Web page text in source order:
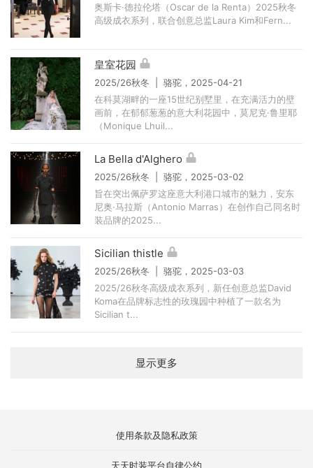
奥斯卡·德拉伦塔（Oscar de la Renta）2025秋冬
高级成衣系列，联合创意总监Laura Kim和Fern...
皇室花园
2025/26秋冬 | 骆驼，2025-04-21
在科莫湖畔的一座15世纪别墅里，在充满活力的壁
画前，在郁郁葱葱的意大利花园中，莫尼克·鲁里耶
（Monique Lhuil...
La Bella d'Alghero
2025/26秋冬 | 骆驼，2025-03-02
旨在突出佩萨罗这座意大利港口城市的魅力，安东
尼奥·马拉斯（Antonio Marras）在创作自己同名时
装品牌的2025...
Sicilian thistle
2025/26秋冬 | 骆驼，2025-03-03
2025/26秋冬高级成衣系列，新任创意总监David
Koma在品牌标志性的玫瑰园中种植了一款名为
Sicilian t...
显示更多
使用条款及隐私政策
天天时装平台自律公约